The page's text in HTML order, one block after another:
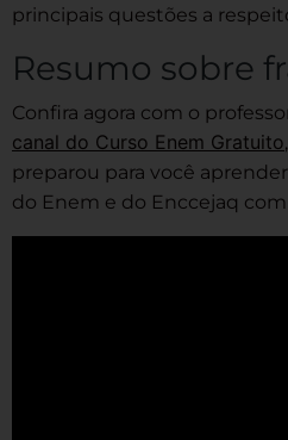
principais questões a
Resumo sobre
Confira agora com o
canal do Curso Enem Gratuito
preparou para você
do Enem e do Enccejaq